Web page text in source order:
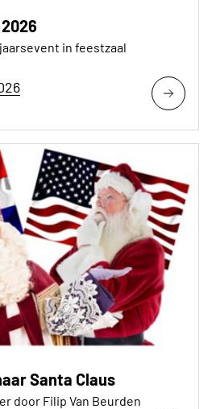
in feestzaal
Santa Claus
door Filip Van Beurden